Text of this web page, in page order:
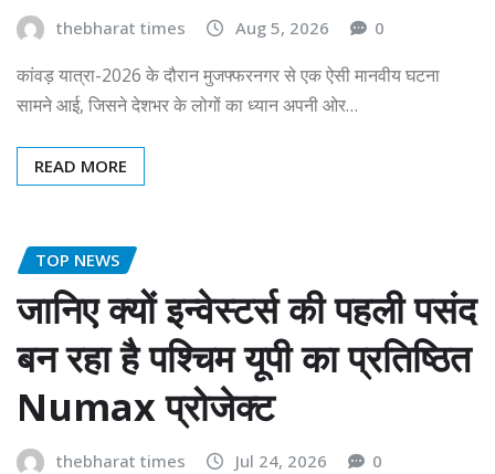
thebharat times Aug 5, 2026 0
कांवड़ यात्रा-2026 के दौरान मुजफ्फरनगर से एक ऐसी मानवीय घटना
सामने आई, जिसने देशभर के लोगों का ध्यान अपनी ओर…
READ MORE
TOP NEWS
जानिए क्यों इन्वेस्टर्स की पहली पसंद
बन रहा है पश्चिम यूपी का प्रतिष्ठित
Numax प्रोजेक्ट
thebharat times Jul 24, 2026 0